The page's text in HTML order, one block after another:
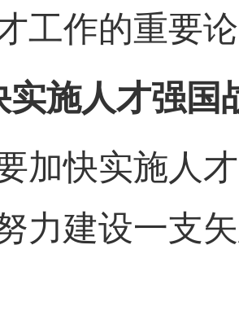
工作的重要
实施人才强国
快实施人才
力建设一支